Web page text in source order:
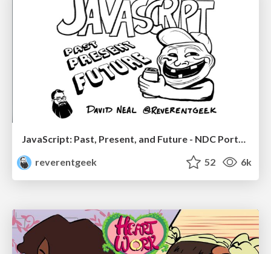
JavaScript: Past, Present, and Future - NDC Porto 2020
reverentgeek
52 6k